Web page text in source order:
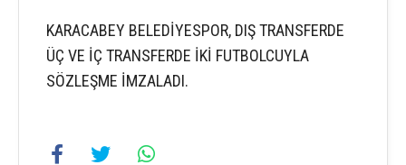
KARACABEY BELEDİYESPOR, DIŞ TRANSFERDE
ÜÇ VE İÇ TRANSFERDE İKİ FUTBOLCUYLA
SÖZLEŞME İMZALADI.